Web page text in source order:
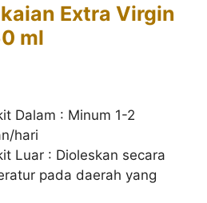
Extra Virgin
ml
Dalam : Minum 1-2
hari
Luar : Dioleskan secara
pada daerah yang